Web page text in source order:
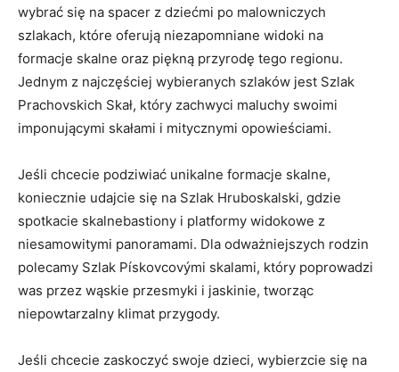
wybrać się na spacer z dziećmi po ​malowniczych
szlakach, które oferują ⁢niezapomniane widoki na
formacje skalne oraz⁣ piękną przyrodę tego ​regionu.
Jednym z najczęściej wybieranych ‌szlaków jest⁣ Szlak
Prachovskich Skał, który zachwyci maluchy swoimi
imponującymi skałami i mitycznymi opowieściami.
Jeśli⁣ chcecie podziwiać unikalne formacje​ skalne,
koniecznie‍ udajcie​ się na Szlak Hruboskalski,⁣ gdzie
spotkacie skalnebastiony i ⁤platformy widokowe z
niesamowitymi panoramami. Dla odważniejszych rodzin⁣
polecamy Szlak ‍Pískovcovými skalami, który poprowadzi
was przez wąskie przesmyki i jaskinie, tworząc
niepowtarzalny klimat przygody.
Jeśli chcecie‌ zaskoczyć⁢ swoje dzieci, wybierzcie⁢ się na